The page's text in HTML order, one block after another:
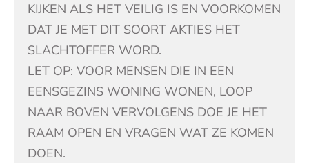
KIJKEN ALS HET VEILIG IS EN VOORKOMEN
DAT JE MET DIT SOORT AKTIES HET
SLACHTOFFER WORD.
LET OP: VOOR MENSEN DIE IN EEN
EENSGEZINS WONING WONEN, LOOP
NAAR BOVEN VERVOLGENS DOE JE HET
RAAM OPEN EN VRAGEN WAT ZE KOMEN
DOEN.